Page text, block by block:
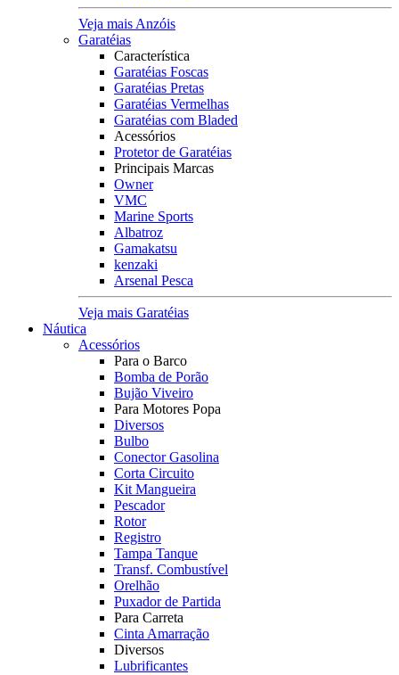
Veja mais Anzóis
Garatéias
Característica
Garatéias Foscas
Garatéias Pretas
Garatéias Vermelhas
Garatéias com Bladed
Acessórios
Protetor de Garatéias
Principais Marcas
Owner
VMC
Marine Sports
Albatroz
Gamakatsu
kenzaki
Arsenal Pesca
Veja mais Garatéias
Náutica
Acessórios
Para o Barco
Bomba de Porão
Bujão Viveiro
Para Motores Popa
Diversos
Bulbo
Conector Gasolina
Corta Circuito
Kit Mangueira
Pescador
Rotor
Registro
Tampa Tanque
Transf. Combustível
Orelhão
Puxador de Partida
Para Carreta
Cinta Amarração
Diversos
Lubrificantes